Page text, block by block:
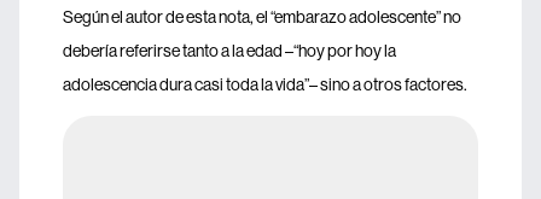
Según el autor de esta nota, el “embarazo adolescente” no
debería referirse tanto a la edad –“hoy por hoy la
adolescencia dura casi toda la vida”– sino a otros factores.